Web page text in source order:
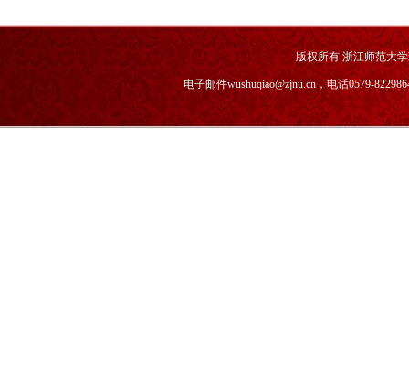
版权所有 浙江师范大
电子邮件wushuqiao@zjnu.cn，电话0579-